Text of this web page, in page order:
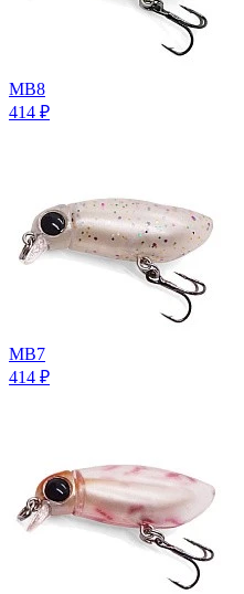
MB8
414 ₽
MB7
414 ₽